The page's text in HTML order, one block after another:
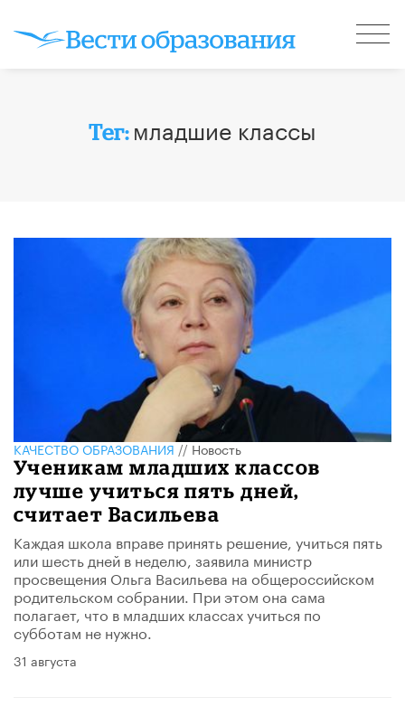
Тег: младшие классы
КАЧЕСТВО ОБРАЗОВАНИЯ//Новость
Ученикам младших классов
лучше учиться пять дней,
считает Васильева
​Каждая школа вправе принять решение, учиться пять
или шесть дней в неделю, заявила министр
просвещения Ольга Васильева на общероссийском
родительском собрании. При этом она сама
полагает, что в младших классах учиться по
субботам не нужно.
31 августа